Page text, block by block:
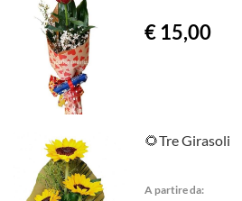
€ 15,00
🌻Tre Girasoli
A partire da: